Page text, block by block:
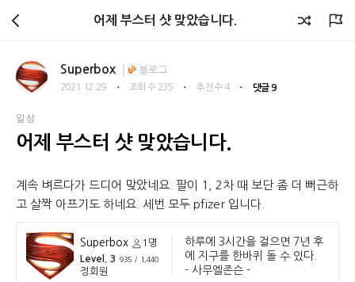
회원광장
어제 부스터 샷 맞았습니다.
Superbox 블로그
2021.12.29 ・ 조회 수 235 ・ 추천 수 4 ・ 댓글 9
일상
어제 부스터 샷 맞았습니다.
계속 벼르다가 드디어 맞았네요. 팔이 1, 2차 때 보단 좀 더 뻐근하
고 살짝 아프기도 하네요. 세번 모두 pfizer 입니다.
Superbox
1명
Level. 3
935 / 1,440
정회원
하루에 3시간을 걸으면 7년 후
에 지구를 한바퀴 돌 수 있다.
- 사무엘존슨 -